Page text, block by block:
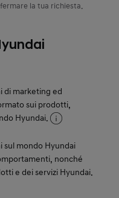
la tua richiesta.
di marketing ed
sui prodotti,
Hyundai.
sul mondo Hyundai
nonché
e dei servizi Hyundai.